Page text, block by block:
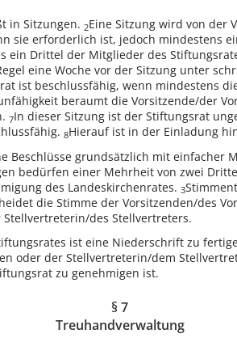
in Sitzungen. 2Eine Sitzung wird von der
sie erforderlich ist, jedoch mindestens
ein Drittel der Mitglieder des
eine Woche vor der Sitzung unter
ist beschlussfähig, wenn mindestens
beraumt die Vorsitzende/der
7In dieser Sitzung ist der Stiftungsrat
8Hierauf ist in der Einladung
Beschlüsse grundsätzlich mit einfacher
bedürfen einer Mehrheit von zwei
des Landeskirchenrates.3
die Stimme der Vorsitzenden/des
des Stellvertreters.
ist eine Niederschrift zu
oder der Stellvertreterin/dem
zu genehmigen ist.
§ 7
Treuhandverwaltung